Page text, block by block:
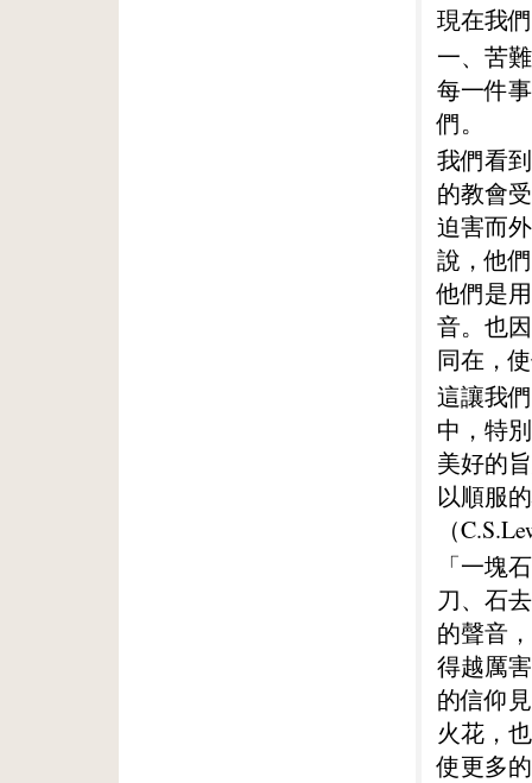
現在我
一、苦
每一件
們。
我們看
的教會
迫害而
說，他
他們是
音。也
同在，
這讓我
中，特
美好的
以順服
（
「一塊
刀、石
的聲音
得越厲
的信仰
火花，
使更多